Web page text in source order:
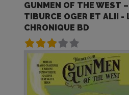
GUNMEN OF THE WEST –
TIBURCE OGER ET ALII -
CHRONIQUE BD